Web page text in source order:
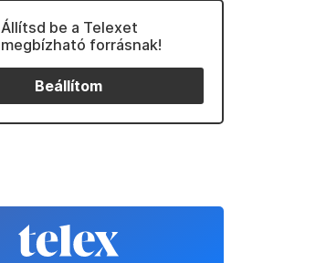
Állítsd be a Telexet
megbízható forrásnak!
Beállítom